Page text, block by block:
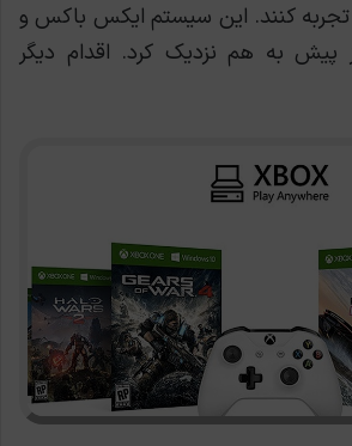
تجربه کنند. این سیستم ایکس ‌باکس و
پیش به هم نزدیک کرد. اقدام دیگر